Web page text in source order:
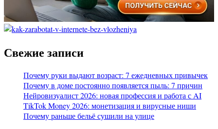
Свежие записи
Почему руки выдают возраст: 7 ежедневных привычек
Почему в доме постоянно появляется пыль: 7 причин
Нейровизуалист 2026: новая профессия и работа с AI
TikTok Money 2026: монетизация и вирусные ниши
Почему раньше бельё сушили на улице